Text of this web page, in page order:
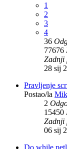
1
2
3
4
36
77676
Zadnji
28 sij
Pravljenje
Postao/la
2
15450
Zadnji
06 sij
Do while